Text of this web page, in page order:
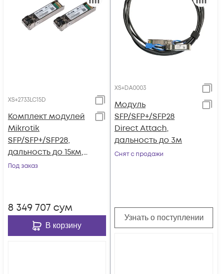
XS+2733LC15D
Комплект модулей
Mikrotik
SFP/SFP+/SFP28,
дальность до 15км,
1270nm + 1330nm, SM,
Под заказ
8 349 707 сум
В корзину
XS+DA0003
Модуль
SFP/SFP+/SFP28
Direct Attach,
дальность до 3м
Снят с продажи
Узнать о поступлении